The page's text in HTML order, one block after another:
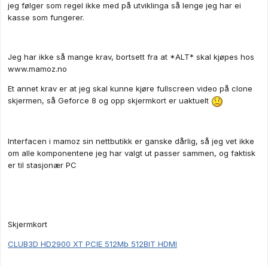
jeg følger som regel ikke med på utviklinga så lenge jeg har ei
kasse som fungerer.
Jeg har ikke så mange krav, bortsett fra at *ALT* skal kjøpes hos
www.mamoz.no
Et annet krav er at jeg skal kunne kjøre fullscreen video på clone
skjermen, så Geforce 8 og opp skjermkort er uaktuelt
Interfacen i mamoz sin nettbutikk er ganske dårlig, så jeg vet ikke
om alle komponentene jeg har valgt ut passer sammen, og faktisk
er til stasjonær PC
Skjermkort
CLUB3D HD2900 XT PCIE 512Mb 512BIT HDMI